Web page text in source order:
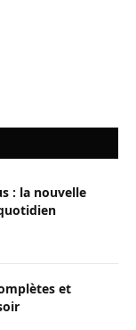
: la nouvelle
et